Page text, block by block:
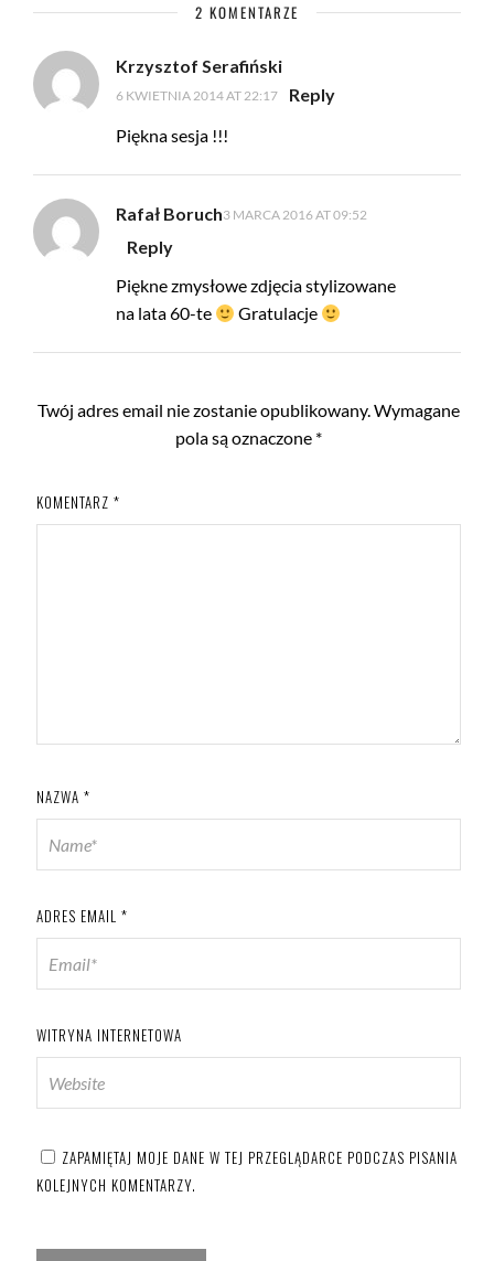
2 KOMENTARZE
Krzysztof Serafiński
6 KWIETNIA 2014 AT 22:17
Reply
Piękna sesja !!!
Rafał Boruch3 MARCA 2016 AT 09:52
Reply
Piękne zmysłowe zdjęcia stylizowane
na lata 60-te
Gratulacje
Twój adres email nie zostanie opublikowany.Wymagane
pola są oznaczone *
KOMENTARZ *
NAZWA *
ADRES EMAIL *
WITRYNA INTERNETOWA
ZAPAMIĘTAJ MOJE DANE W TEJ PRZEGLĄDARCE PODCZAS PISANIA
KOLEJNYCH KOMENTARZY.